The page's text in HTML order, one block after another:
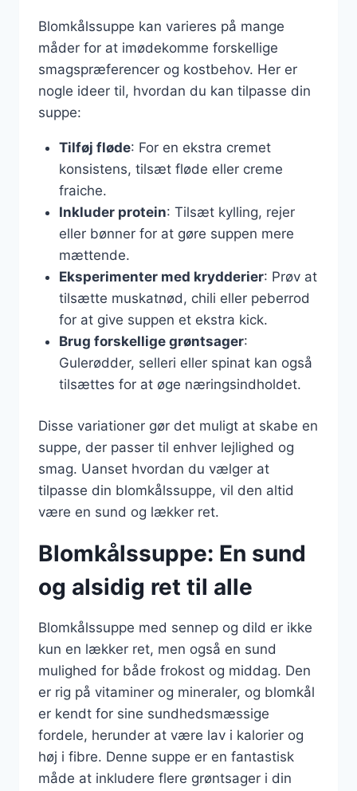
Blomkålssuppe kan varieres på mange
måder for at imødekomme forskellige
smagspræferencer og kostbehov. Her er
nogle ideer til, hvordan du kan tilpasse din
suppe:
Tilføj fløde: For en ekstra cremet
konsistens, tilsæt fløde eller creme
fraiche.
Inkluder protein: Tilsæt kylling, rejer
eller bønner for at gøre suppen mere
mættende.
Eksperimenter med krydderier: Prøv at
tilsætte muskatnød, chili eller peberrod
for at give suppen et ekstra kick.
Brug forskellige grøntsager:
Gulerødder, selleri eller spinat kan også
tilsættes for at øge næringsindholdet.
Disse variationer gør det muligt at skabe en
suppe, der passer til enhver lejlighed og
smag. Uanset hvordan du vælger at
tilpasse din blomkålssuppe, vil den altid
være en sund og lækker ret.
Blomkålssuppe: En sund
og alsidig ret til alle
Blomkålssuppe med sennep og dild er ikke
kun en lækker ret, men også en sund
mulighed for både frokost og middag. Den
er rig på vitaminer og mineraler, og blomkål
er kendt for sine sundhedsmæssige
fordele, herunder at være lav i kalorier og
høj i fibre. Denne suppe er en fantastisk
måde at inkludere flere grøntsager i din